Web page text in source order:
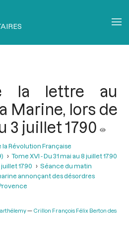
la lettre au
Marine, lors de
3 juillet 1790
Révolution Française
Tome XVI - Du 31 mai au 8 juillet 1790
juillet 1790
Séance du matin
annonçant des désordres
Crillon François Félix Berton des